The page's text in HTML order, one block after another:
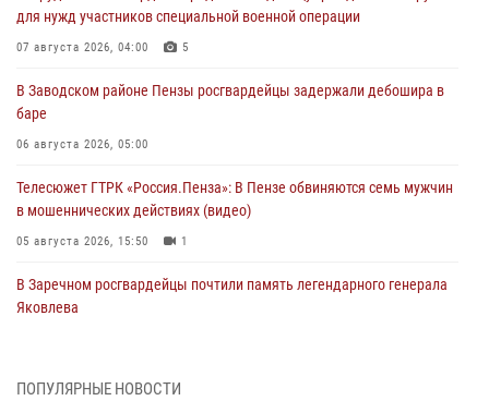
для нужд участников специальной военной операции
07 августа 2026, 04:00 5
В Заводском районе Пензы росгвардейцы задержали дебошира в
баре
06 августа 2026, 05:00
Телесюжет ГТРК «Россия.Пенза»: В Пензе обвиняются семь мужчин
в мошеннических действиях (видео)
05 августа 2026, 15:50 1
В Заречном росгвардейцы почтили память легендарного генерала
Яковлева
Сотрудники пензенского ОМОН «Страж» познакомили участников
ПОПУЛЯРНЫЕ НОВОСТИ